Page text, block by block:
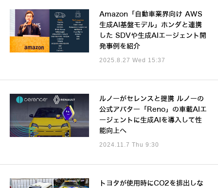
Amazon「自動車業界向け AWS
生成AI基盤モデル」ホンダと連携
した SDVや生成AIエージェント開
発事例を紹介
2025.8.27 Wed 15:37
ルノーがセレンスと提携 ルノーの
公式アバター「Reno」の車載AIエ
ージェントに生成AIを導入して性
能向上へ
2024.11.7 Thu 9:30
トヨタが使用時にCO2を排出しな